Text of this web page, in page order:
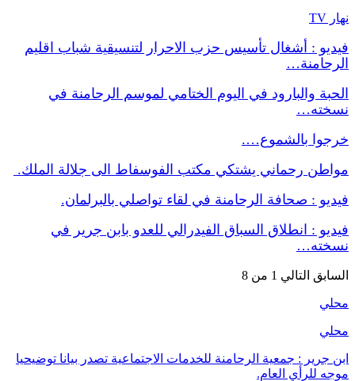
نهار TV
فيديو : أشغال تأسيس حزب الاحرار لتنسيقية شباب اقليم
الرحامنة…
الحبة والبارود في اليوم الختامي لموسم الرحامنة في
نسخته…
خرجوا بالشموع….
مواطن رحماني يشتكي مكتب الفوسفاط الى جلالة الملك.
فيديو : صحافة الرحامنة في لقاء تواصلي بالبرلمان.
فيديو : انطلاق السباق الفيدرالي للعدو بابن جرير في
نسخته…
السابق التالي 1 من 8
محلي
محلي
ابن جرير : جمعية الرحامنة للخدمات الاجتماعية تصدر بيانا توضيحيا
موجه للرأي العام.